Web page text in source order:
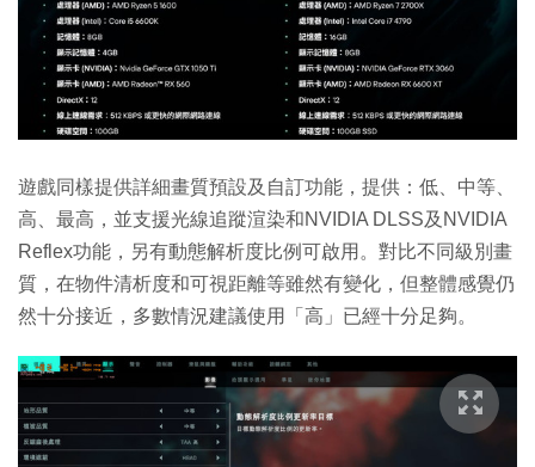
遊戲同樣提供詳細畫質預設及自訂功能，提供：低、中等、
高、最高，並支援光線追蹤渲染和NVIDIA DLSS及NVIDIA
Reflex功能，另有動態解析度比例可啟用。對比不同級別畫
質，在物件清析度和可視距離等雖然有變化，但整體感覺仍
然十分接近，多數情況建議使用「高」已經十分足夠。